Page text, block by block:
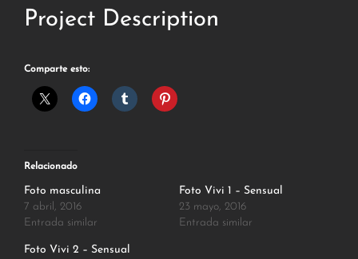
Project Description
Comparte esto:
Relacionado
Foto masculina
7 abril, 2016
Entrada similar
Foto Vivi 1 – Sensual
23 mayo, 2016
Entrada similar
Foto Vivi 2 – Sensual